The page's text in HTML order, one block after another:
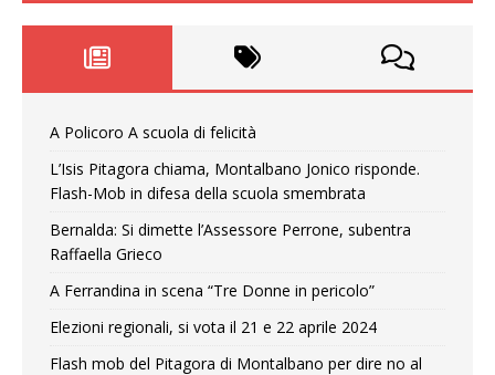
A Policoro A scuola di felicità
L’Isis Pitagora chiama, Montalbano Jonico risponde.
Flash-Mob in difesa della scuola smembrata
Bernalda: Si dimette l’Assessore Perrone, subentra
Raffaella Grieco
A Ferrandina in scena “Tre Donne in pericolo”
Elezioni regionali, si vota il 21 e 22 aprile 2024
Flash mob del Pitagora di Montalbano per dire no al